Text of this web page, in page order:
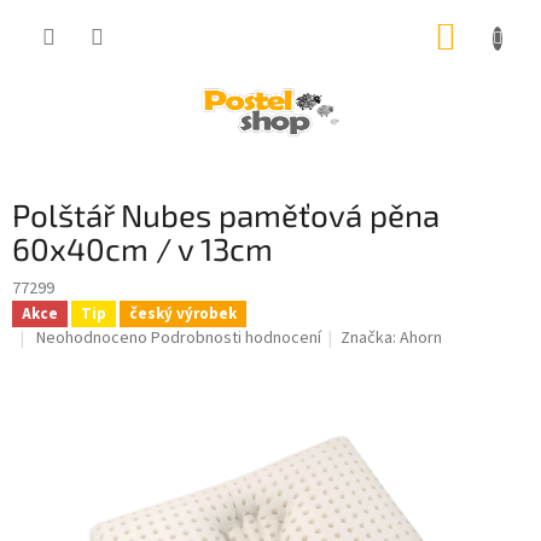
Polštář Nubes paměťová pěna
60x40cm / v 13cm
77299
Akce Tip český výrobek
Průměrné
Neohodnoceno Podrobnosti hodnocení Značka:Ahorn